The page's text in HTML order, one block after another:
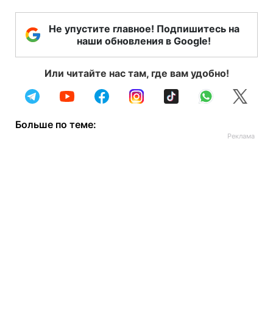
Не упустите главное! Подпишитесь на
наши обновления в Google!
Или читайте нас там, где вам удобно!
Больше по теме: